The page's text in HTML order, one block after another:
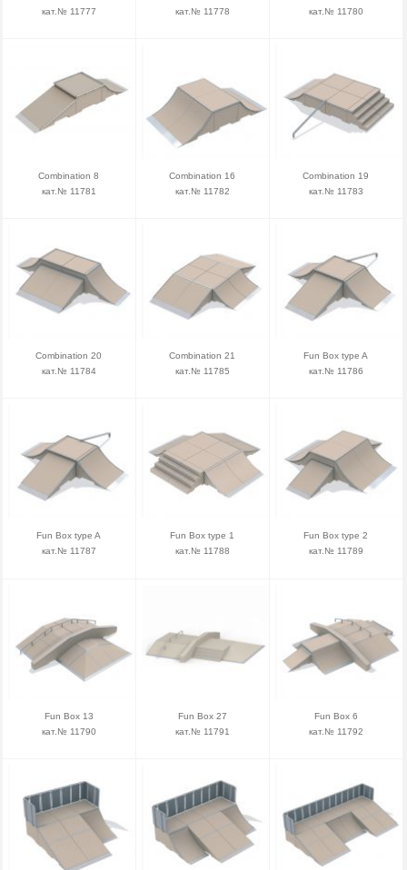
кат.№ 11777
кат.№ 11778
кат.№ 11780
Combination 8
кат.№ 11781
Combination 16
кат.№ 11782
Combination 19
кат.№ 11783
Combination 20
кат.№ 11784
Combination 21
кат.№ 11785
Fun Box type A
кат.№ 11786
Fun Box type A
кат.№ 11787
Fun Box type 1
кат.№ 11788
Fun Box type 2
кат.№ 11789
Fun Box 13
кат.№ 11790
Fun Box 27
кат.№ 11791
Fun Box 6
кат.№ 11792